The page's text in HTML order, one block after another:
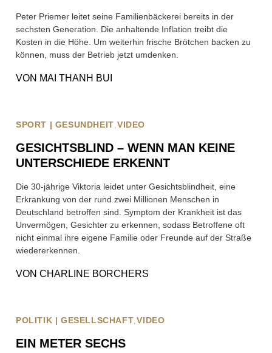
Peter Priemer leitet seine Familienbäckerei bereits in der
sechsten Generation. Die anhaltende Inflation treibt die
Kosten in die Höhe. Um weiterhin frische Brötchen backen zu
können, muss der Betrieb jetzt umdenken.
VON MAI THANH BUI
SPORT | GESUNDHEIT VIDEO
GESICHTSBLIND – WENN MAN KEINE
UNTERSCHIEDE ERKENNT
Die 30-jährige Viktoria leidet unter Gesichtsblindheit, eine
Erkrankung von der rund zwei Millionen Menschen in
Deutschland betroffen sind. Symptom der Krankheit ist das
Unvermögen, Gesichter zu erkennen, sodass Betroffene oft
nicht einmal ihre eigene Familie oder Freunde auf der Straße
wiedererkennen.
VON CHARLINE BORCHERS
POLITIK | GESELLSCHAFT VIDEO
EIN METER SECHS